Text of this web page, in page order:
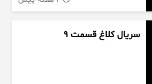
سریال کلاغ قسمت 9